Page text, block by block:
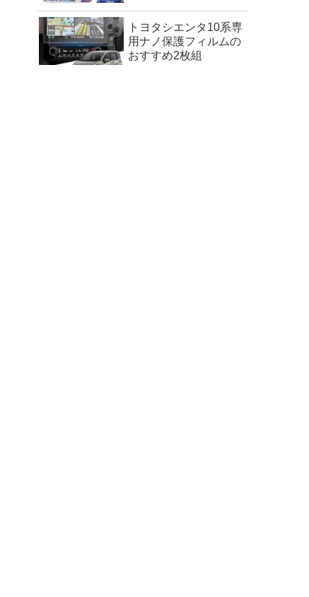
トヨタシエンタ10系専
用ナノ保護フィルムの
おすすめ2枚組